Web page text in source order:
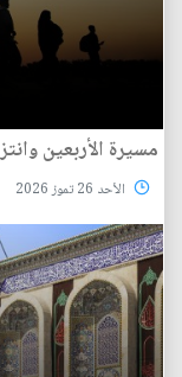
مسيرة الأربعين
الأحد 26 تموز 2026